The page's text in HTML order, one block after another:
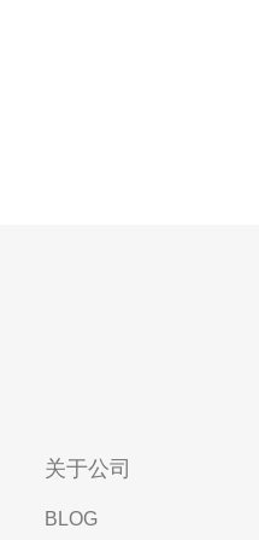
关于公司
BLOG